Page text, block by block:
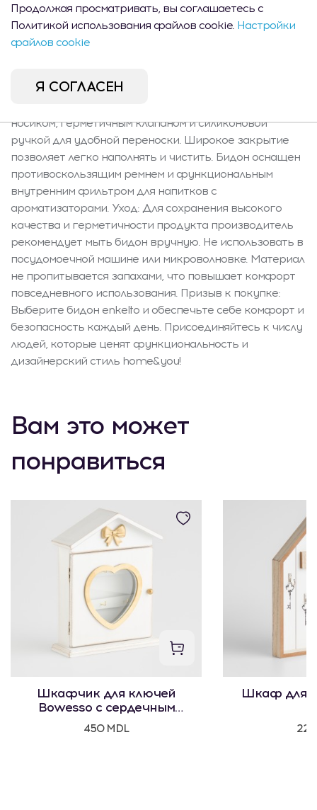
современно, а тонкая надпись «ENERGIZE» и
практическая мерка придают всему спортивный,
минималистский характер. Компактный диаметр
активных людей. Функции и содержание: В комплекте
носиком, герметичным клапаном и силиконовой
ручкой для удобной переноски. Широкое закрытие
позволяет легко наполнять и чистить. Бидон оснащен
противоскользящим ремнем и функциональным
внутренним фильтром для напитков с
ароматизаторами. Уход: Для сохранения высокого
качества и герметичности продукта производитель
рекомендует мыть бидон вручную. Не использовать в
посудомоечной машине или микроволновке. Материал
не пропитывается запахами, что повышает комфорт
повседневного использования. Призыв к покупке:
Выберите бидон enkelto и обеспечьте себе комфорт и
безопасность каждый день. Присоединяйтесь к числу
людей, которые ценят функциональность и
дизайнерский стиль home&you!
Вам это может
понравиться
Шкафчик для ключей
Bowesso с сердечным
мотивом
450 MDL
Шкаф для
Продолжая просматривать, вы соглашаетесь с
Политикой использования файлов cookie. Настройки
файлов cookie
Я СОГЛАСЕН